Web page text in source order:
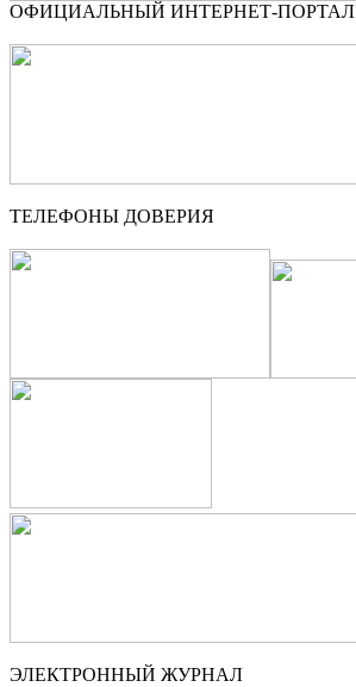
ОФИЦИАЛЬНЫЙ ИНТЕРНЕТ-ПОРТАЛ
ТЕЛЕФОНЫ ДОВЕРИЯ
ЭЛЕКТРОННЫЙ ЖУРНАЛ